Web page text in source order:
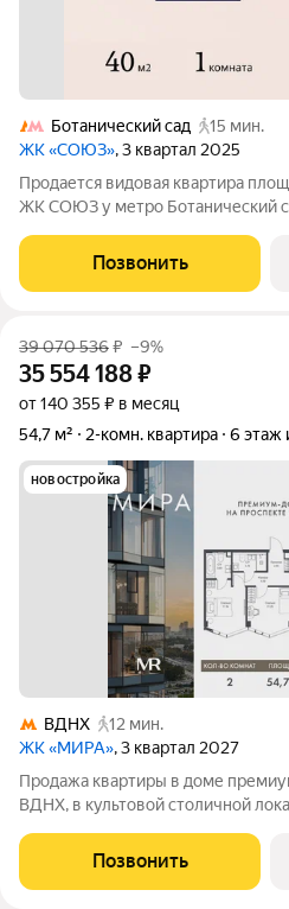
Ботанический сад
15 мин.
ЖК «СОЮЗ», 3 квартал 2025
Продается видовая квартира
ЖК СОЮЗ у метро Ботанический
окна, поэтому внутри больше
пространства. Для комплекса
Позвонить
39 070 536₽ –9%
35 554 188₽
от 140 355 ₽ в месяц
54,7 м²
2-комн. квартира 6 этаж
новостройка
ВДНХ
12 мин.
ЖК «МИРА», 3 квартал 2027
Продажа квартиры в доме
ВДНХ, в культовой столичной
квартира площадью 54.69 м
этаже 24 этажного дома.
Позвонить